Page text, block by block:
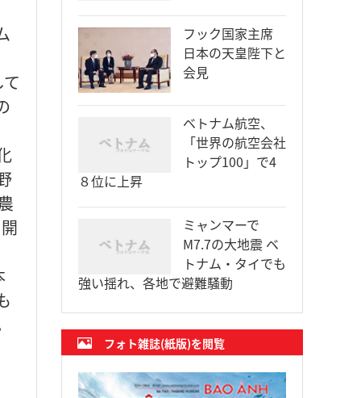
フック国家主席
日本の天皇陛下と
会見
ベトナム航空、
「世界の航空会社
トップ100」で4
８位に上昇
ミャンマーで
M7.7の大地震 ベ
トナム・タイでも
強い揺れ、各地で避難騒動
フォト雑誌(紙版)を閲覧